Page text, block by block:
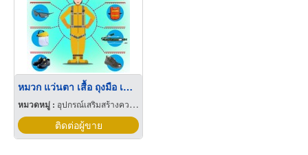
หมวก แว่นตา เสื้อ ถุงมือ เข็มขัด รองเท้า เซฟตี้และอุปกรณ์ PPE
หมวดหมู่ : อุปกรณ์เสริมสร้างความปลอดภัย
ติดต่อผู้ขาย